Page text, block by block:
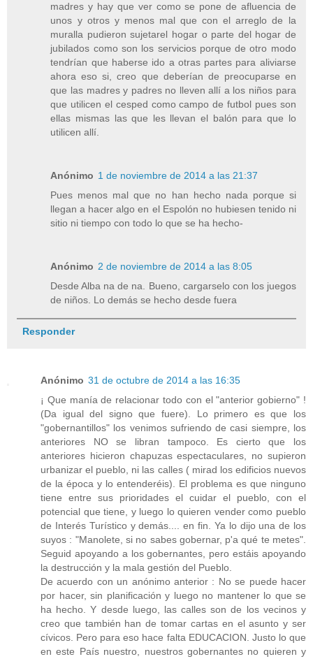
madres y hay que ver como se pone de afluencia de
unos y otros y menos mal que con el arreglo de la
muralla pudieron sujetarel hogar o parte del hogar de
jubilados como son los servicios porque de otro modo
tendrían que haberse ido a otras partes para aliviarse
ahora eso si, creo que deberían de preocuparse en
que las madres y padres no lleven allí a los niños para
que utilicen el cesped como campo de futbol pues son
ellas mismas las que les llevan el balón para que lo
utilicen allí.
Anónimo 1 de noviembre de 2014 a las 21:37
Pues menos mal que no han hecho nada porque si
llegan a hacer algo en el Espolón no hubiesen tenido ni
sitio ni tiempo con todo lo que se ha hecho-
Anónimo 2 de noviembre de 2014 a las 8:05
Desde Alba na de na. Bueno, cargarselo con los juegos
de niños. Lo demás se hecho desde fuera
Responder
Anónimo 31 de octubre de 2014 a las 16:35
¡ Que manía de relacionar todo con el "anterior gobierno" !
(Da igual del signo que fuere). Lo primero es que los
"gobernantillos" los venimos sufriendo de casi siempre, los
anteriores NO se libran tampoco. Es cierto que los
anteriores hicieron chapuzas espectaculares, no supieron
urbanizar el pueblo, ni las calles ( mirad los edificios nuevos
de la época y lo entenderéis). El problema es que ninguno
tiene entre sus prioridades el cuidar el pueblo, con el
potencial que tiene, y luego lo quieren vender como pueblo
de Interés Turístico y demás.... en fin. Ya lo dijo una de los
suyos : "Manolete, si no sabes gobernar, p'a qué te metes".
Seguid apoyando a los gobernantes, pero estáis apoyando
la destrucción y la mala gestión del Pueblo.
De acuerdo con un anónimo anterior : No se puede hacer
por hacer, sin planificación y luego no mantener lo que se
ha hecho. Y desde luego, las calles son de los vecinos y
creo que también han de tomar cartas en el asunto y ser
cívicos. Pero para eso hace falta EDUCACION. Justo lo que
en este País nuestro, nuestros gobernantes no quieren y